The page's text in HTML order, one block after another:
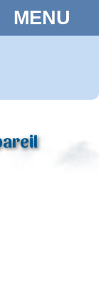
MENU